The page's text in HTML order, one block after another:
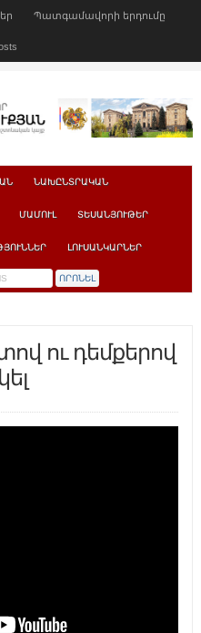
Պատգամավորի երդումը
ՆԱԽԸՆՏՐԱԿԱՆ
ՄԱՄՈՒԼ ՏԵՍԱՆՅՈՒԹԵՐ
ԼՈՒՍԱՆԿԱՐՆԵՐ
ու դեմքերով